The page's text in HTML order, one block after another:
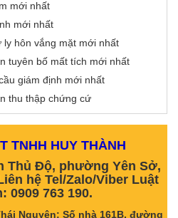
mới nhất
mới nhất
hôn vắng mặt mới nhất
tuyên bố mất tích mới nhất
giám định mới nhất
thu thập chứng cứ
TNHH HUY THÀNH
Thủ Độ, phường Yên Sở,
hệ Tel/Zalo/Viber Luật
0909 763 190.
Nguyên: Số nhà 161B, đường